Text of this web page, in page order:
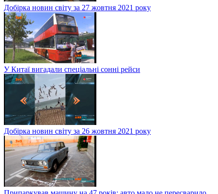
Добірка новин світу за 27 жовтня 2021 року
У Китаї вигадали спеціальні сонні рейси
Добірка новин світу за 26 жовтня 2021 року